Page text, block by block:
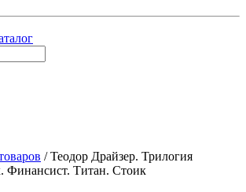
/Теодор Драйзер. Трилогия
Финансист. Титан. Стоик